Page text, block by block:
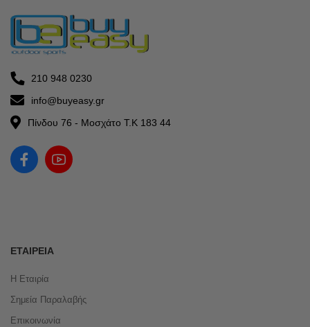
210 948 0230
info@buyeasy.gr
Πίνδου 76 - Μοσχάτο Τ.Κ 183 44
ΕΤΑΙΡΕΊΑ
Η Εταιρία
Σημεία Παραλαβής
Επικοινωνία